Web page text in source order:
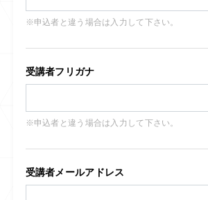
※申込者と違う場合は入力して下さい。
受講者フリガナ
※申込者と違う場合は入力して下さい。
受講者メールアドレス